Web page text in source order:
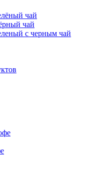
чай
чай
с черным чай